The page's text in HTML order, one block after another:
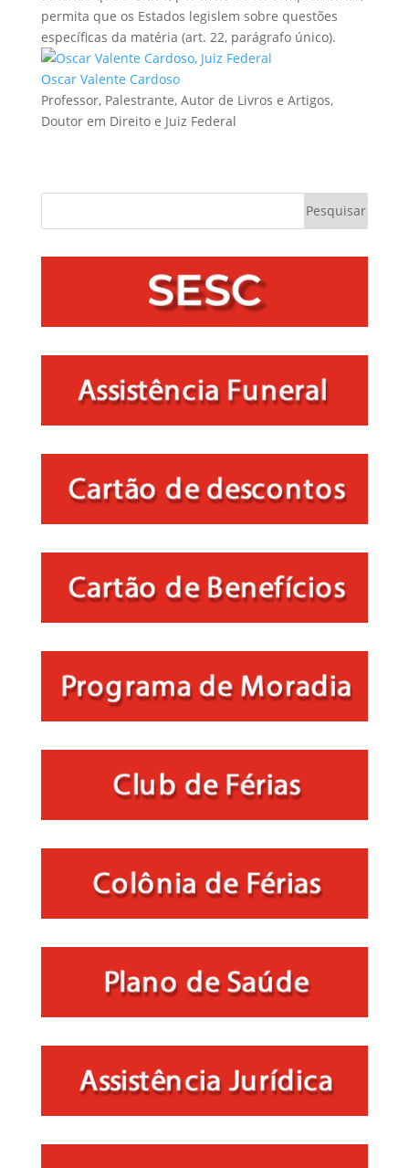
permita que os Estados legislem sobre questões
específicas da matéria (art. 22, parágrafo único).
Oscar Valente Cardoso
Professor, Palestrante, Autor de Livros e Artigos,
Doutor em Direito e Juiz Federal